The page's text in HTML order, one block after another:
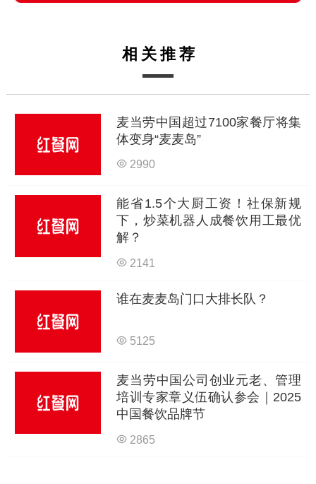
相关推荐
麦当劳中国超过7100家餐厅将集
体变身“麦麦岛”
2990
能省1.5个大厨工资！社保新规
下，炒菜机器人成餐饮用工最优
解？
2141
谁在麦麦岛门口大排长队？
5125
麦当劳中国公司创业元老、管理
培训专家章义伍确认参会｜2025
中国餐饮品牌节
2865